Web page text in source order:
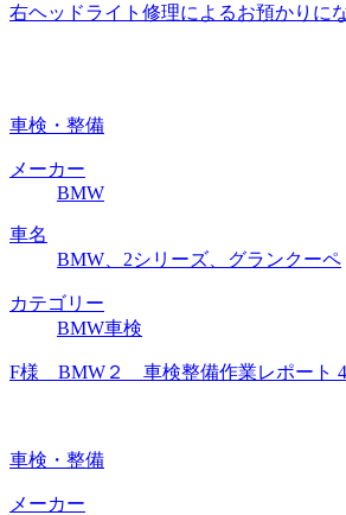
右ヘッドライト修理によるお預かりに
車検・整備
メーカー
BMW
車名
BMW、2シリーズ、グランクーペ
カテゴリー
BMW車検
F様 BMW２ 車検整備作業レポート
車検・整備
メーカー